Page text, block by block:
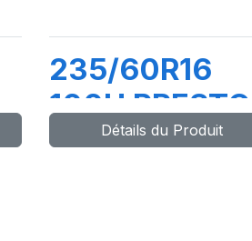
235/60R16
100H PRESTO
SUV FPDétails du Produit